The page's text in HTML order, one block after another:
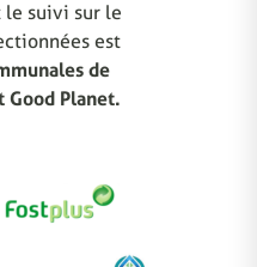
le suivi sur le
est
de
Good Planet.